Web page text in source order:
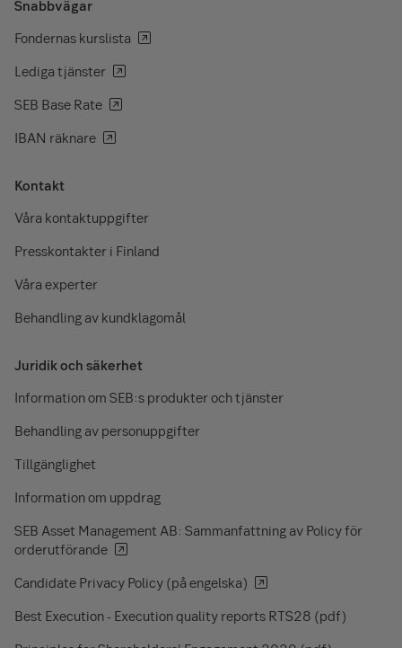
Snabbvägar
Fondernas kurslista
Lediga tjänster
SEB Base Rate
IBAN räknare
Kontakt
Våra kontaktuppgifter
Presskontakter i Finland
Våra experter
Behandling av kundklagomål
Juridik och säkerhet
Information om SEB:s produkter och tjänster
Behandling av personuppgifter
Tillgänglighet
Information om uppdrag
SEB Asset Management AB: Sammanfattning av Policy för
orderutförande
Candidate Privacy Policy (på engelska)
Best Execution - Execution quality reports RTS28 (pdf)